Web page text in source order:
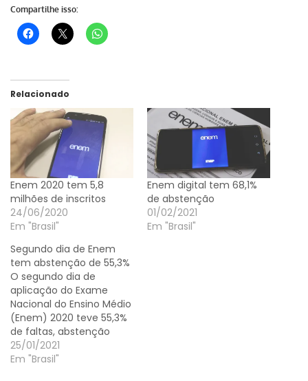
Compartilhe isso:
Relacionado
Enem 2020 tem 5,8
milhões de inscritos
24/06/2020
Em "Brasil"
Enem digital tem 68,1%
de abstenção
01/02/2021
Em "Brasil"
Segundo dia de Enem
tem abstenção de 55,3%
O segundo dia de
aplicação do Exame
Nacional do Ensino Médio
(Enem) 2020 teve 55,3%
de faltas, abstenção
recorde no exame, de
acordo com o Instituto
25/01/2021
Em "Brasil"